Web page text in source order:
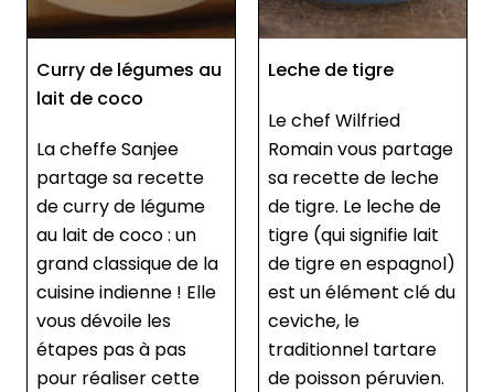
Curry de légumes au
lait de coco
La cheffe Sanjee
partage sa recette
de curry de légume
au lait de coco : un
grand classique de la
cuisine indienne ! Elle
vous dévoile les
étapes pas à pas
pour réaliser cette
Leche de tigre
Le chef Wilfried
Romain vous partage
sa recette de leche
de tigre. Le leche de
tigre (qui signifie lait
de tigre en espagnol)
est un élément clé du
ceviche, le
traditionnel tartare
de poisson péruvien.